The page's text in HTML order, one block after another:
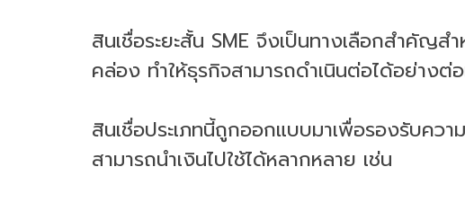
สินเชื่อระยะสั้น SME จึงเป็นทางเลือกสำคัญส
คล่อง ทำให้ธุรกิจสามารถดำเนินต่อได้อย่าง
สินเชื่อประเภทนี้ถูกออกแบบมาเพื่อรองรับคว
สามารถนำเงินไปใช้ได้หลากหลาย เช่น